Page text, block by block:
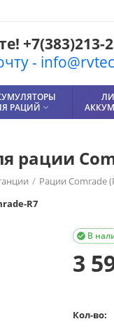
+7(383)213-
-
РАЦИЙ 
рации
/ Рации Comrade
R7
В

3
Кол-во: